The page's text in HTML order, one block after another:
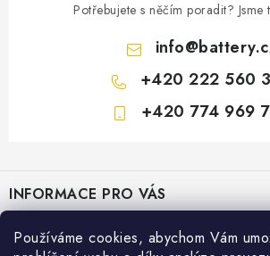
Používáme cookies, abychom Vám
Potřebujete s něčím poradit? Jsme
info@
+420 222 560
+420 774 969
pINFORMACE PRO VÁS
KONTAKTY
PRODEJNY BATTERY.CZ